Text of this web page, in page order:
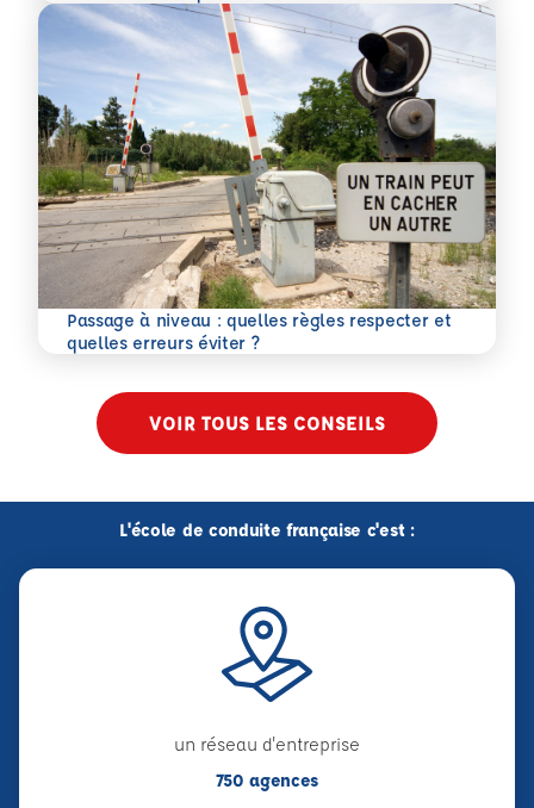
Passage à niveau : quelles règles respecter et
quelles erreurs éviter ?
En savoir plus
VOIR TOUS LES CONSEILS
L'école de conduite française c'est :
un réseau d'entreprise
750 agences